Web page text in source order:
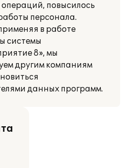
повысилось
персонала.
в работе
системы
8», мы
другим компаниям
данных программ.